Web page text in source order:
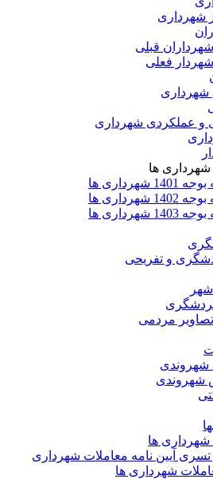
شهرداری
قبلی
فعلی
شهرداری
و عملکردی شهرداری
شهرداری ها
شهرداری ها
شهرداری ها
شهرداری ها
و تفریحی
مردمی
شهروندی
شهروندی
شهرداری ها
تسری آیین نامه معاملات شهرداری
شهرداری ها